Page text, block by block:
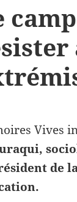
Vives
de